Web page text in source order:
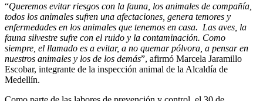
“Queremos evitar riesgos con la fauna, los animales de compañía,
todos los animales sufren una afectaciones, genera temores y
enfermedades en los animales que tenemos en casa. Las aves, la
fauna silvestre sufre con el ruido y la contaminación. Como
siempre, el llamado es a evitar, a no quemar pólvora, a pensar en
nuestros animales y los de los demás”, afirmó Marcela Jaramillo
Escobar, integrante de la inspección animal de la Alcaldía de
Medellín.